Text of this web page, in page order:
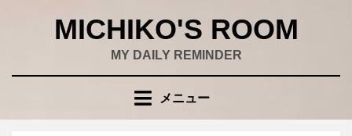
MICHIKO'S ROOM
MY DAILY REMINDER
メニュー